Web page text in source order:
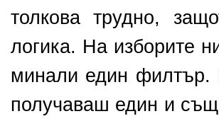
толкова трудно,
логика. На изборите
минали един филтър.
получаваш един и